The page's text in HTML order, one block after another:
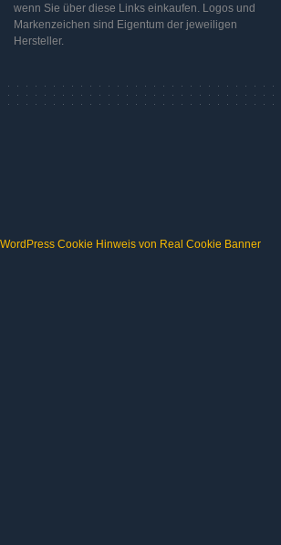
wenn Sie über diese Links einkaufen. Logos und
Markenzeichen sind Eigentum der jeweiligen
Hersteller.
WordPress Cookie Hinweis von Real Cookie Banner